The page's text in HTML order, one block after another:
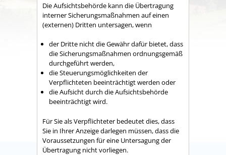
Die Aufsichtsbehörde kann die Übertragung
interner Sicherungsmaßnahmen auf einen
(externen) Dritten untersagen, wenn
der Dritte nicht die Gewähr dafür bietet, dass
die Sicherungsmaßnahmen ordnungsgemäß
durchgeführt werden,
die Steuerungsmöglichkeiten der
Verpflichteten beeinträchtigt werden oder
die Aufsicht durch die Aufsichtsbehörde
beeinträchtigt wird.
Für Sie als Verpflichteter bedeutet dies, dass
Sie in Ihrer Anzeige darlegen müssen, dass die
Voraussetzungen für eine Untersagung der
Übertragung nicht vorliegen.